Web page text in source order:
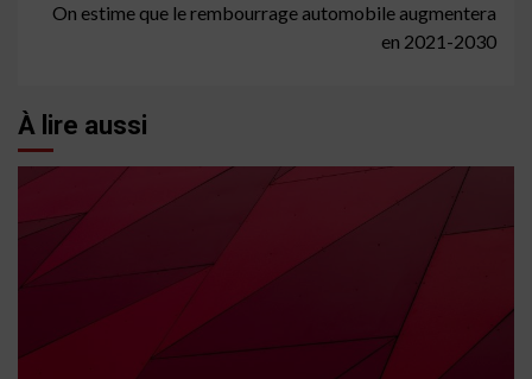
On estime que le rembourrage automobile augmentera
en 2021-2030
À lire aussi